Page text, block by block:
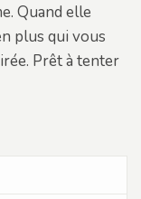
Quand elle
plus qui vous
Prêt à tenter